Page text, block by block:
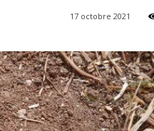
17 octobre 2021